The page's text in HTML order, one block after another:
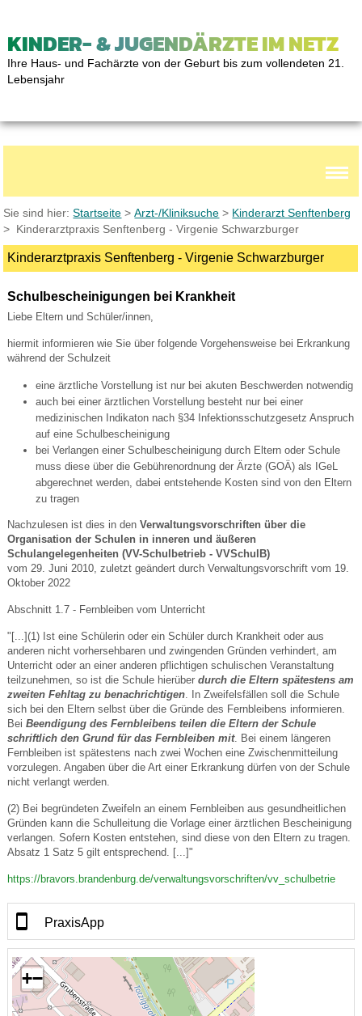
KINDER- & JUGENDÄRZTE IM NETZ
Ihre Haus- und Fachärzte von der Geburt bis zum vollendeten 21.
Lebensjahr
Sie sind hier:Startseite >Arzt-/Kliniksuche > Kinderarzt Senftenberg
> Kinderarztpraxis Senftenberg - Virgenie Schwarzburger
Kinderarztpraxis Senftenberg - Virgenie Schwarzburger
Schulbescheinigungen bei Krankheit
Liebe Eltern und Schüler/innen,
hiermit informieren wie Sie über folgende Vorgehensweise bei Erkrankung
während der Schulzeit
eine ärztliche Vorstellung ist nur bei akuten Beschwerden notwendig
auch bei einer ärztlichen Vorstellung besteht nur bei einer
medizinischen Indikaton nach §34 Infektionsschutzgesetz Anspruch
auf eine Schulbescheinigung
bei Verlangen einer Schulbescheinigung durch Eltern oder Schule
muss diese über die Gebührenordnung der Ärzte (GOÄ) als IGeL
abgerechnet werden, dabei entstehende Kosten sind von den Eltern
zu tragen
Nachzulesen ist dies in den Verwaltungsvorschriften über die
Organisation der Schulen in inneren und äußeren
Schulangelegenheiten (VV-Schulbetrieb - VVSchulB)
vom 29. Juni 2010, zuletzt geändert durch Verwaltungsvorschrift vom 19.
Oktober 2022
Abschnitt 1.7 - Fernbleiben vom Unterricht
"[...](1) Ist eine Schülerin oder ein Schüler durch Krankheit oder aus
anderen nicht vorhersehbaren und zwingenden Gründen verhindert, am
Unterricht oder an einer anderen pflichtigen schulischen Veranstaltung
teilzunehmen, so ist die Schule hierüber durch die Eltern spätestens am
zweiten Fehltag zu benachrichtigen. In Zweifelsfällen soll die Schule
sich bei den Eltern selbst über die Gründe des Fernbleibens informieren.
Bei Beendigung des Fernbleibens teilen die Eltern der Schule
schriftlich den Grund für das Fernbleiben mit. Bei einem längeren
Fernbleiben ist spätestens nach zwei Wochen eine Zwischenmitteilung
vorzulegen. Angaben über die Art einer Erkrankung dürfen von der Schule
nicht verlangt werden.
(2) Bei begründeten Zweifeln an einem Fernbleiben aus gesundheitlichen
Gründen kann die Schulleitung die Vorlage einer ärztlichen Bescheinigung
verlangen. Sofern Kosten entstehen, sind diese von den Eltern zu tragen.
Absatz 1 Satz 5 gilt entsprechend. [...]"
https://bravors.brandenburg.de/verwaltungsvorschriften/vv_schulbetrie
PraxisApp
+−